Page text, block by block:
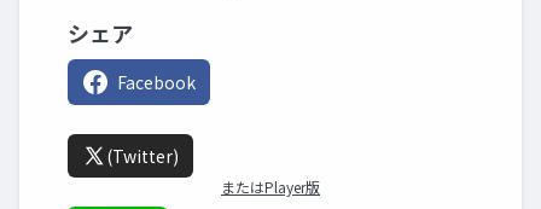
シェア
Facebook
(Twitter)
またはPlayer版